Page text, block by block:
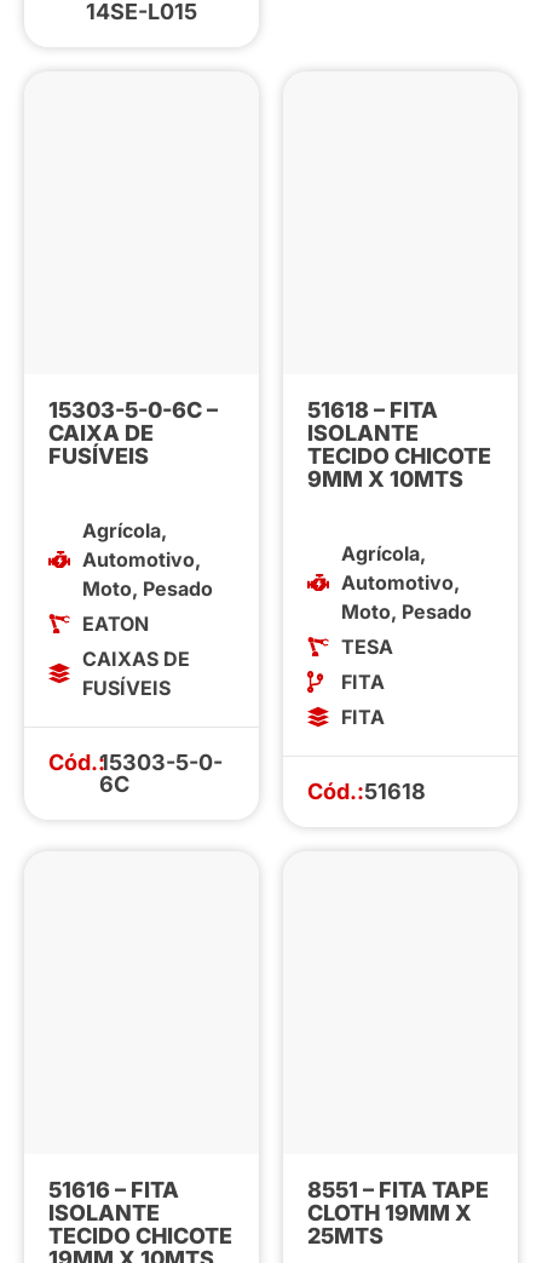
14SE-L015
15303-5-0-6C –
CAIXA DE
FUSÍVEIS
Agrícola,
Automotivo,
Moto, Pesado
EATON
CAIXAS DE
FUSÍVEIS
Cód.:15303-5-0-
6C
51618 – FITA
ISOLANTE
TECIDO CHICOTE
9MM X 10MTS
Agrícola,
Automotivo,
Moto, Pesado
TESA
FITA
FITA
Cód.:51618
51616 – FITA
ISOLANTE
TECIDO CHICOTE
8551 – FITA TAPE
CLOTH 19MM X
25MTS